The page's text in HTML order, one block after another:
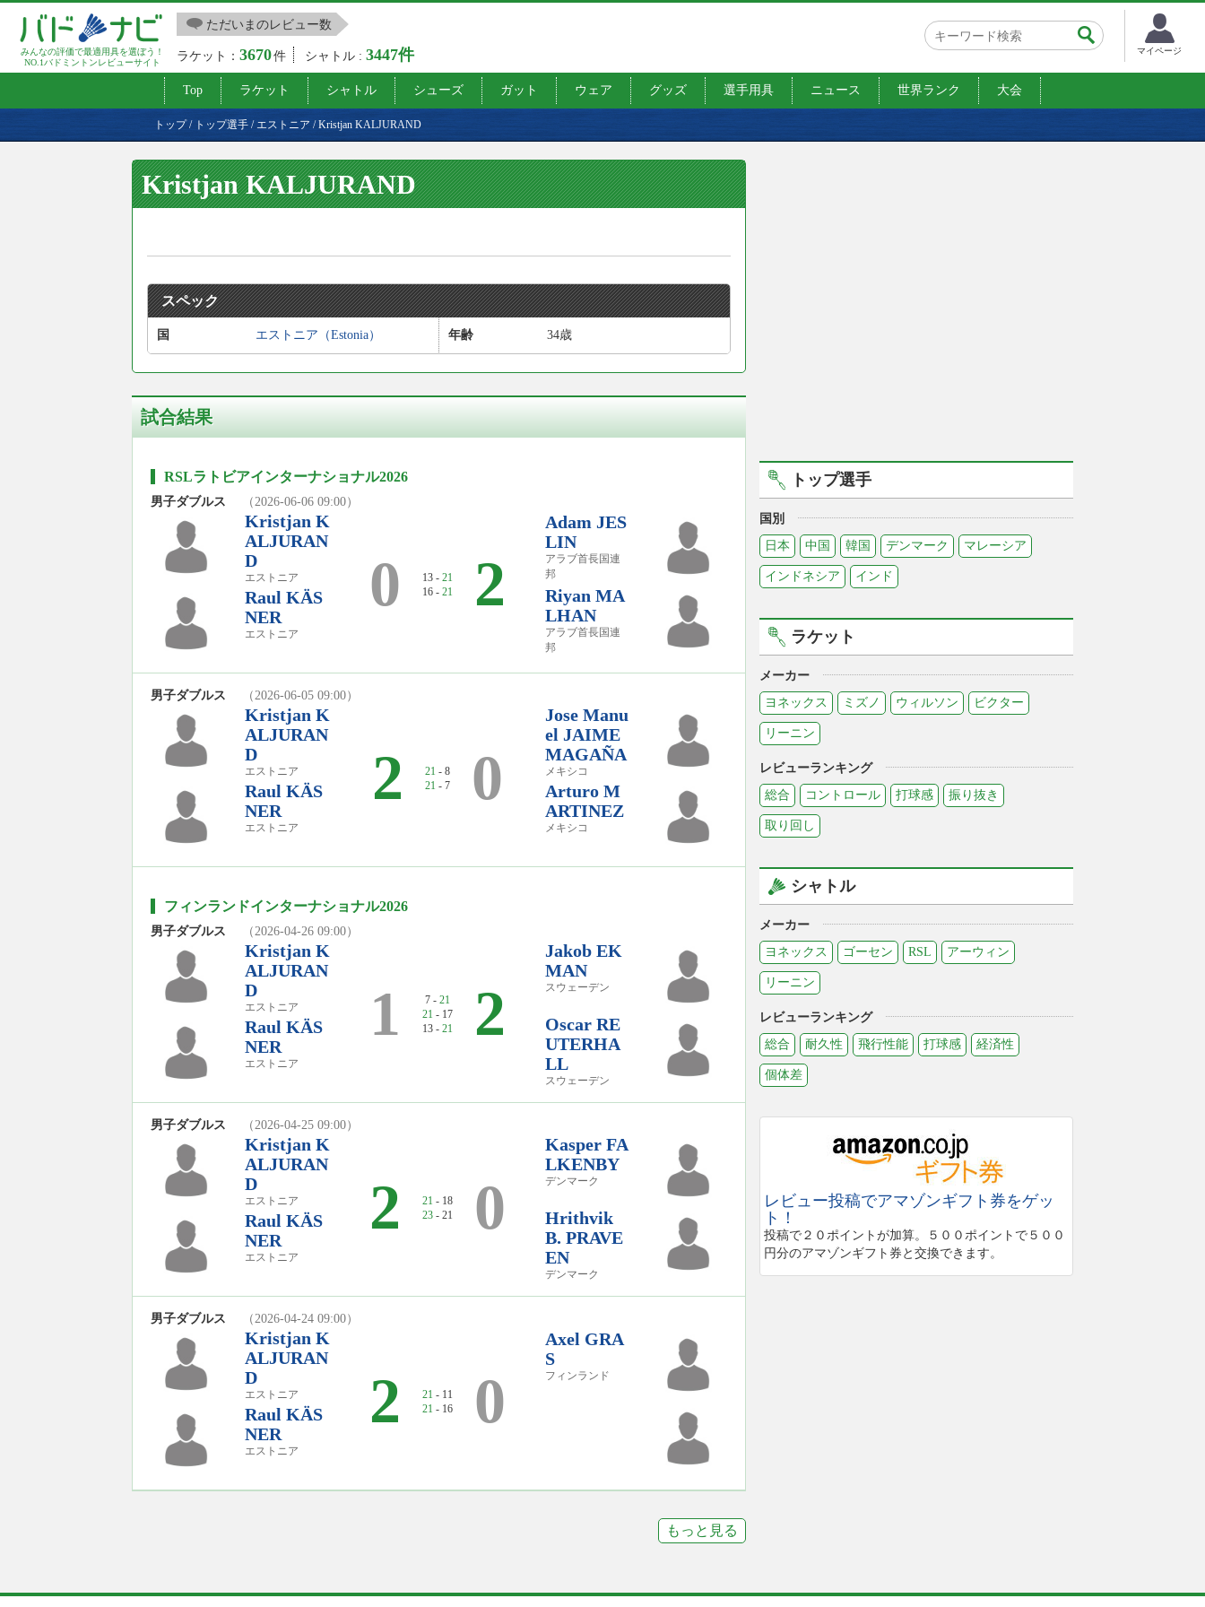
みんなの評価で最適用具を選ぼう！
NO.1バドミントンレビューサイト
ただいまのレビュー数
ラケット：3670件 シャトル :3447件 マイページ
Top ラケット シャトル シューズ ガット ウェア グッズ 選手用具 ニュース 世界ランク 大会
トップ/ トップ選手 / エストニア /Kristjan KALJURAND
Kristjan KALJURAND
スペック
国 エストニア（Estonia） 年齢 34歳
試合結果
RSLラトビアインターナショナル2026
男子ダブルス （2026-06-06 09:00）
Kristjan K
ALJURAN
D
エストニア
Raul KÄS
NER
エストニア
0 13 - 21
16 - 21 2
Adam JES
LIN
アラブ首長国連
邦
Riyan MA
LHAN
アラブ首長国連
邦
男子ダブルス （2026-06-05 09:00）
Kristjan K
ALJURAN
D
エストニア
Raul KÄS
NER
エストニア
2 21 - 8
21 - 7 0
Jose Manu
el JAIME
MAGAÑA
メキシコ
Arturo M
ARTINEZ
メキシコ
フィンランドインターナショナル2026
男子ダブルス （2026-04-26 09:00）
Kristjan K
ALJURAN
D
エストニア
Raul KÄS
NER
エストニア
1 7 - 21
21 - 17
13 - 21 2
Jakob EK
MAN
スウェーデン
Oscar RE
UTERHA
LL
スウェーデン
男子ダブルス （2026-04-25 09:00）
Kristjan K
ALJURAN
D
エストニア
Raul KÄS
NER
エストニア
2 21 - 18
23 - 21 0
Kasper FA
LKENBY
デンマーク
Hrithvik
B. PRAVE
EN
デンマーク
男子ダブルス （2026-04-24 09:00）
Kristjan K
ALJURAN
D
エストニア
Raul KÄS
NER
エストニア
2 21 - 11
21 - 16 0
Axel GRA
S
フィンランド
もっと見る
トップ選手
国別
日本
中国 韓国 デンマーク マレーシア
インドネシア インド
ラケット
メーカー
ヨネックス
ミズノ ウィルソン ビクター
リーニン
レビューランキング
総合
コントロール 打球感 振り抜き
取り回し
シャトル
メーカー
ヨネックス
ゴーセン RSL アーウィン
リーニン
レビューランキング
総合
耐久性 飛行性能 打球感 経済性
個体差
レビュー投稿でアマゾンギフト券をゲッ
ト！
投稿で２０ポイントが加算。５００ポイントで５００
円分のアマゾンギフト券と交換できます。